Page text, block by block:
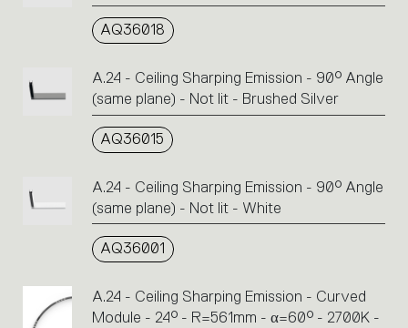
AQ36018
A.24 - Ceiling Sharping Emission - 90° Angle
(same plane) - Not lit - Brushed Silver
AQ36015
A.24 - Ceiling Sharping Emission - 90° Angle
(same plane) - Not lit - White
AQ36001
A.24 - Ceiling Sharping Emission - Curved
Module - 24° - R=561mm - α=60° - 2700K -